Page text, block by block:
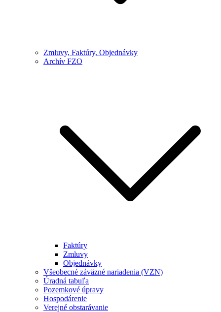
Zmluvy, Faktúry, Objednávky
Archív FZO
Faktúry
Zmluvy
Objednávky
Všeobecné záväzné nariadenia (VZN)
Úradná tabuľa
Pozemkové úpravy
Hospodárenie
Verejné obstarávanie